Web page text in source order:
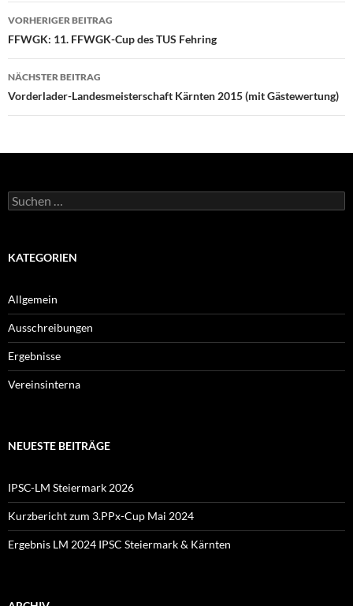
Beitragsnavigation
VORHERIGER BEITRAG
FFWGK: 11. FFWGK-Cup des TUS Fehring
NÄCHSTER BEITRAG
Vorderlader-Landesmeisterschaft Kärnten 2015 (mit Gästewertung)
Suchen
nach:
KATEGORIEN
Allgemein
Ausschreibungen
Ergebnisse
Vereinsinterna
NEUESTE BEITRÄGE
IPSC-LM Steiermark 2026
Kurzbericht zum 3.PPx-Cup Mai 2024
Ergebnis LM 2024 IPSC Steiermark & Kärnten